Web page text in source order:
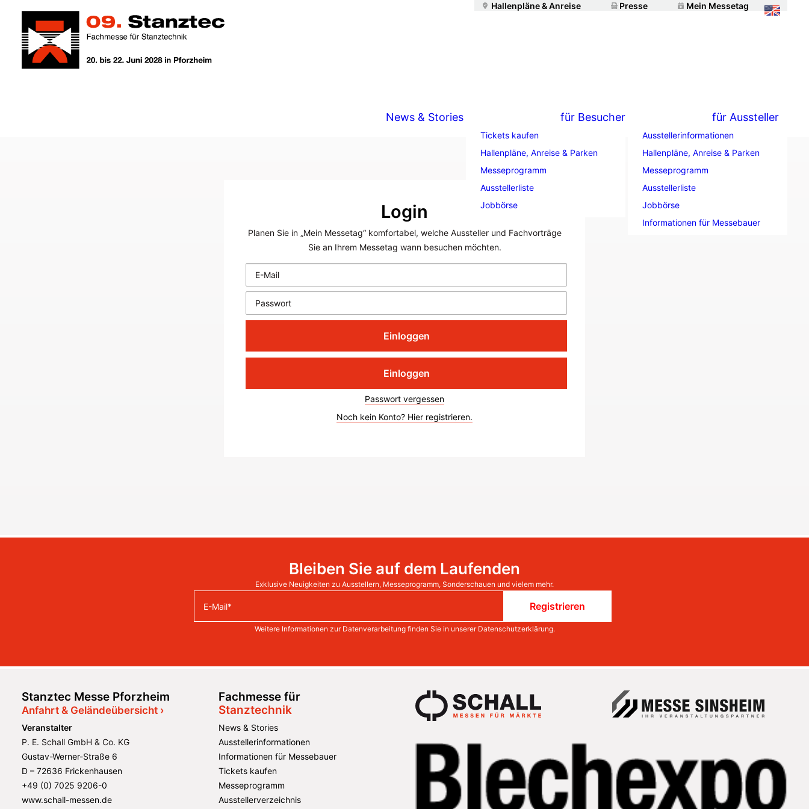
Hallenpläne & Anreise Presse Mein Messetag
News & Stories für Besucher
Tickets kaufen
Hallenpläne, Anreise & Parken
Messeprogramm
Ausstellerliste
Jobbörse
für Aussteller
Ausstellerinformationen
Hallenpläne, Anreise & Parken
Messeprogramm
Ausstellerliste
Jobbörse
Informationen für Messebauer
Login
Planen Sie in „Mein Messetag“ komfortabel, welche Aussteller und Fachvorträge
Sie an Ihrem Messetag wann besuchen möchten.
Einloggen
Einloggen
Passwort vergessen
Noch kein Konto? Hier registrieren.
Bleiben Sie auf dem Laufenden
Exklusive Neuigkeiten zu Ausstellern, Messeprogramm, Sonderschauen und vielem mehr.
Registrieren
Weitere Informationen zur Datenverarbeitung finden Sie in unserer Datenschutzerklärung.
Stanztec Messe Pforzheim
Anfahrt & Geländeübersicht ›
Veranstalter
P. E. Schall GmbH & Co. KG
Gustav-Werner-Straße 6
D – 72636 Frickenhausen
+49 (0) 7025 9206-0
www.schall-messen.de
Fachmesse für
Stanztechnik
News & Stories
Ausstellerinformationen
Informationen für Messebauer
Tickets kaufen
Messeprogramm
Ausstellerverzeichnis